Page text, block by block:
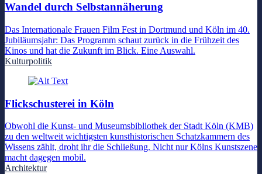
Wandel durch Selbstannäherung
Das Internationale Frauen Film Fest in Dortmund und Köln im 40.
Jubiläumsjahr: Das Programm schaut zurück in die Frühzeit des
Kinos und hat die Zukunft im Blick. Eine Auswahl.
Kulturpolitik
Flickschusterei in Köln
Obwohl die Kunst- und Museumsbibliothek der Stadt Köln (KMB)
zu den weltweit wichtigsten kunsthistorischen Schatzkammern des
Wissens zählt, droht ihr die Schließung. Nicht nur Kölns Kunstszene
macht dagegen mobil.
Architektur